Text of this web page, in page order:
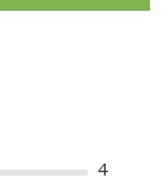
4